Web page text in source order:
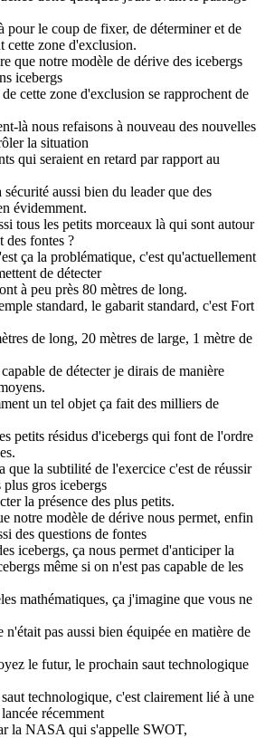
pour le coup de fixer, de déterminer et de
cette zone d'exclusion.
que notre modèle de dérive des icebergs
icebergs
cette zone d'exclusion se rapprochent de
là nous refaisons à nouveau des nouvelles
la situation
qui seraient en retard par rapport au
aussi bien du leader que des
évidemment.
tous les petits morceaux là qui sont autour
des fontes ?
ça la problématique, c'est qu'actuellement
de détecter
à peu près 80 mètres de long.
standard, le gabarit standard, c'est Fort
de long, 20 mètres de large, 1 mètre de
de détecter je dirais de manière
un tel objet ça fait des milliers de
petits résidus d'icebergs qui font de l'ordre
que la subtilité de l'exercice c'est de réussir
plus gros icebergs
la présence des plus petits.
notre modèle de dérive nous permet, enfin
des questions de fontes
icebergs, ça nous permet d'anticiper la
même si on n'est pas capable de les
mathématiques, ça j'imagine que vous ne
n'était pas aussi bien équipée en matière de
le futur, le prochain saut technologique
technologique, c'est clairement lié à une
récemment
la NASA qui s'appelle SWOT,